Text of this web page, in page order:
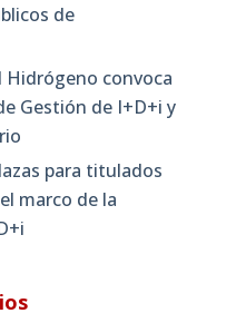
de
Hidrógeno convoca
Gestión de I+D+i y
para titulados
marco de la